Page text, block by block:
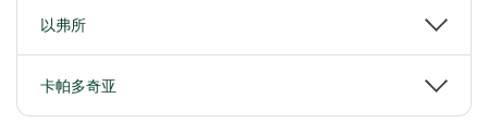
以弗所
卡帕多奇亚